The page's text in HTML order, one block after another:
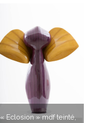
« Eclosion » mdf teinté,